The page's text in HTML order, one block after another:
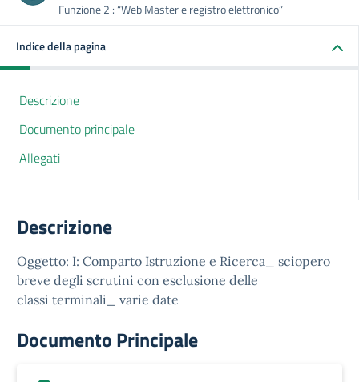
Funzione 2 : “Web Master e registro elettronico”
Indice della pagina
Descrizione
Documento principale
Allegati
Descrizione
Oggetto: I: Comparto Istruzione e Ricerca_ sciopero
breve degli scrutini con esclusione delle
classi terminali_ varie date
Documento Principale